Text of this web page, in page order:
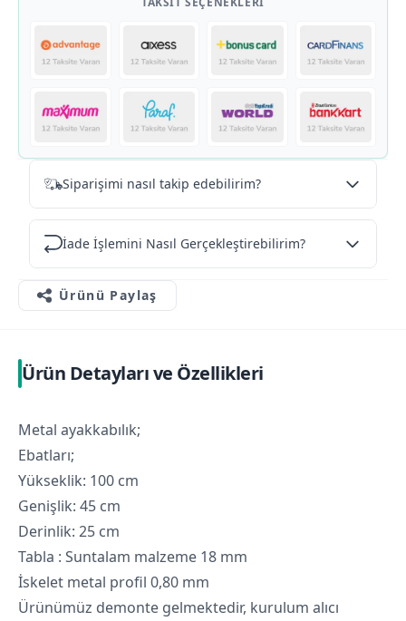
Siparişimi nasıl takip edebilirim?
İade İşlemini Nasıl Gerçekleştirebilirim?
Ürünü Paylaş
Ürün Detayları ve Özellikleri
Metal ayakkabılık;
Ebatları;
Yükseklik: 100 cm
Genişlik: 45 cm
Derinlik: 25 cm
Tabla : Suntalam malzeme 18 mm
İskelet metal profil 0,80 mm
Ürünümüz demonte gelmektedir, kurulum alıcı